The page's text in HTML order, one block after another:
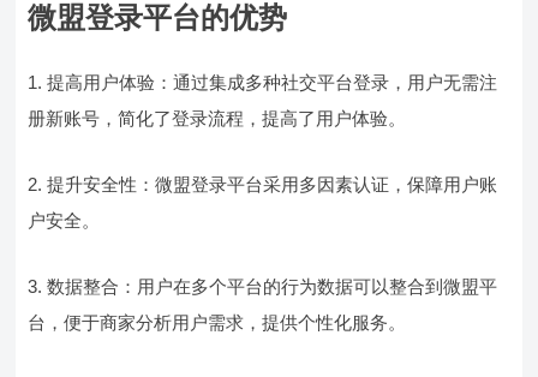
微盟登录平台的优势
1. 提高用户体验：通过集成多种社交平台登录，用户无需注
册新账号，简化了登录流程，提高了用户体验。
2. 提升安全性：微盟登录平台采用多因素认证，保障用户账
户安全。
3. 数据整合：用户在多个平台的行为数据可以整合到微盟平
台，便于商家分析用户需求，提供个性化服务。